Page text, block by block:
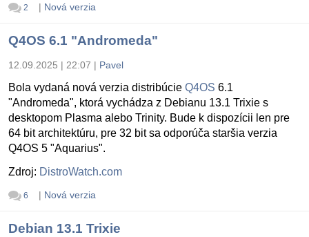
2 | Nová verzia
Q4OS 6.1 "Andromeda"
12.09.2025 | 22:07 | Pavel
Bola vydaná nová verzia distribúcie Q4OS 6.1
"Andromeda", ktorá vychádza z Debianu 13.1 Trixie s
desktopom Plasma alebo Trinity. Bude k dispozícii len pre
64 bit architektúru, pre 32 bit sa odporúča staršia verzia
Q4OS 5 "Aquarius".
Zdroj: DistroWatch.com
6 | Nová verzia
Debian 13.1 Trixie